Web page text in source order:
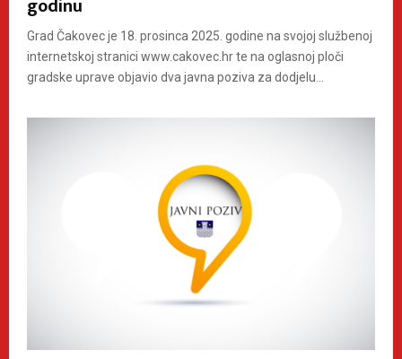
godinu
Grad Čakovec je 18. prosinca 2025. godine na svojoj službenoj
internetskoj stranici www.cakovec.hr te na oglasnoj ploči
gradske uprave objavio dva javna poziva za dodjelu...